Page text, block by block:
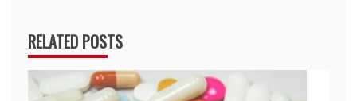
RELATED POSTS